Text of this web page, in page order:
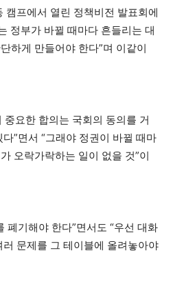
캠프에서 열린 정책비전 발표회에
정부가 바뀔 때마다 흔들리는 대
하게 만들어야 한다”며 이같이
중요한 합의는 국회의 동의를 거
”면서 “그래야 정권이 바뀔 때마
오락가락하는 일이 없을 것”이
폐기해야 한다”면서도 “우선 대화
문제를 그 테이블에 올려놓아야